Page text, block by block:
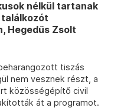
nélkül tartanak
Hegedűs Zsolt
tiszás
nem vesznek részt, a
közösségépítő civil
át a programot.